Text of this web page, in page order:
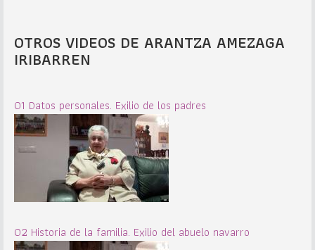
OTROS VIDEOS DE ARANTZA AMEZAGA
IRIBARREN
01 Datos personales. Exilio de los padres
02 Historia de la familia. Exilio del abuelo navarro